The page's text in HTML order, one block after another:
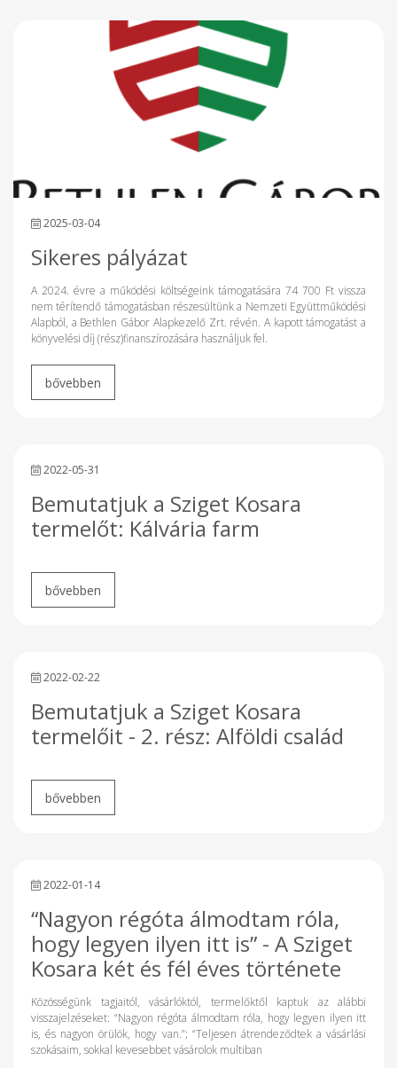
2025-03-04
Sikeres pályázat
A 2024. évre a működési költségeink támogatására 74 700 Ft vissza
nem térítendő támogatásban részesültünk a Nemzeti Együttműködési
Alapból, a Bethlen Gábor Alapkezelő Zrt. révén. A kapott támogatást a
könyvelési díj (rész)finanszírozására használjuk fel.
2022-05-31
Bemutatjuk a Sziget Kosara
termelőt: Kálvária farm
2022-02-22
Bemutatjuk a Sziget Kosara
termelőit - 2. rész: Alföldi család
2022-01-14
“Nagyon régóta álmodtam róla,
hogy legyen ilyen itt is” - A Sziget
Kosara két és fél éves története
Közösségünk tagjaitól, vásárlóktól, termelőktől kaptuk az alábbi
visszajelzéseket: “Nagyon régóta álmodtam róla, hogy legyen ilyen itt
is, és nagyon örülök, hogy van.”; “Teljesen átrendeződtek a vásárlási
szokásaim, sokkal kevesebbet vásárolok multiban